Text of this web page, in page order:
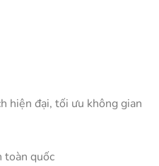
hiện đại, tối ưu không gian
toàn quốc